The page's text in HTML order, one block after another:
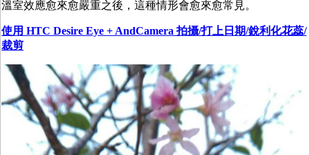
溫室效應愈來愈嚴重之後，這種情形會愈來愈常見。
使用 HTC Desire Eye + AndCamera 拍攝/打上日期/銳利化花蕊/
裁剪